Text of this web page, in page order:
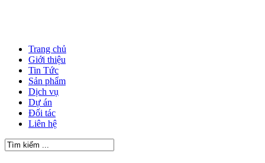
Trang chủ
Giới thiệu
Tin Tức
Sản phẩm
Dịch vụ
Dự án
Đối tác
Liên hệ